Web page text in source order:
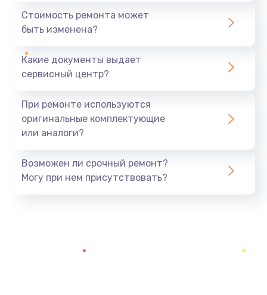
890 руб.
Восстановление данных
Замена микрофона
Заказать
Стоимость ремонта может
быть изменена?
Какие документы выдает
сервисный центр?
При ремонте используются
оригинальные комплектующие
или аналоги?
Возможен ли срочный ремонт?
Могу при нем присутствовать?